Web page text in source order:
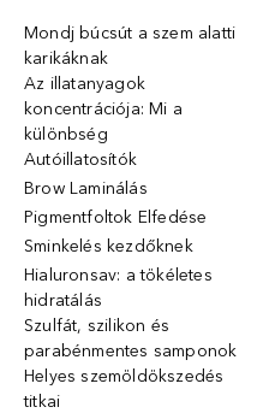
Mondj búcsút a szem alatti
karikáknak
Az illatanyagok
koncentrációja: Mi a
különbség
Autóillatosítók
Brow Laminálás
Pigmentfoltok Elfedése
Sminkelés kezdőknek
Hialuronsav: a tökéletes
hidratálás
Szulfát, szilikon és
parabénmentes samponok
Helyes szemöldökszedés
titkai